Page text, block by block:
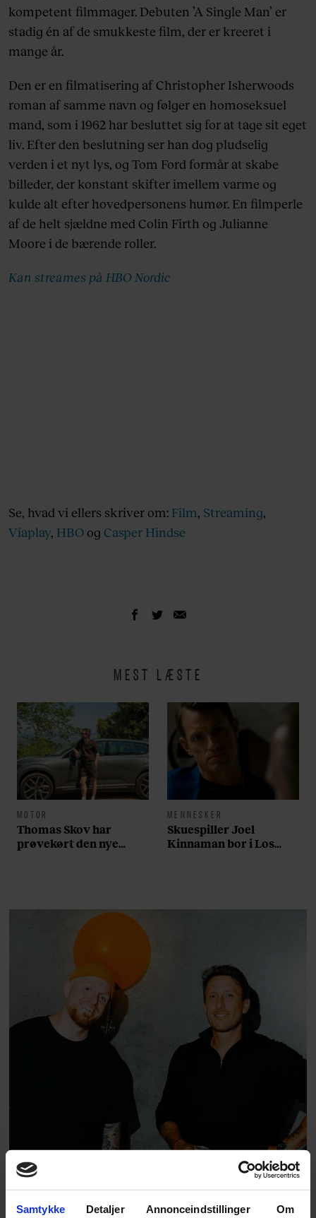
Samtykke Detaljer Annonceindstillinger Om
kompetent filmmager. Debuten ’A Single Man’ er
stadig én af de smukkeste film, der er kreeret i
mange år.
Den er en filmatisering af Christopher Isherwoods
roman af samme navn og følger en homoseksuel
mand, som i 1962 har besluttet sig for at tage sit eget
liv. Efter den beslutning ser han dog pludselig
verden i et nyt lys, og Tom Ford formår at skabe
billeder, der konstant skifter imellem varme og
kulde alt efter hovedpersonens humør. En filmperle
af de helt sjældne med Colin Firth og Julianne
Moore i de bærende roller.
Kan streames på HBO Nordic
Se, hvad vi ellers skriver om: Film, Streaming,
Viaplay, HBO og Casper Hindse
MEST LÆSTE
MOTOR
Thomas Skov har
prøvekørt den nye
MENNESKER
Skuespiller Joel
Kinnaman bor i Los
morgen”